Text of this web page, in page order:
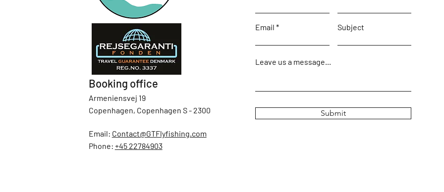
Booking office
Armeniensvej 19
Copenhagen, Copenhagen S - 2300
Email: Contact@GTFlyfishing.com
Phone: +45 22784903
Email Subject
Leave us a message...
Submit